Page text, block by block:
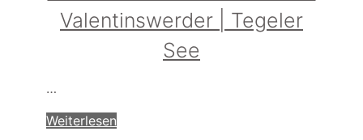
Valentinswerder | Tegeler
See
…
Weiterlesen